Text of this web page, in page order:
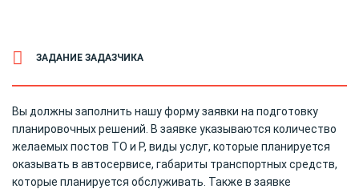
ЗАДАНИЕ ЗАДАЗЧИКА
Вы должны заполнить нашу форму заявки на подготовку
планировочных решений. В заявке указываются количество
желаемых постов ТО и Р, виды услуг, которые планируется
оказывать в автосервисе, габариты транспортных средств,
которые планируется обслуживать. Также в заявке